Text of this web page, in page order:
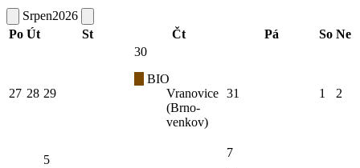
Srpen2026
Po Út St Čt Pá So Ne
27 28 29
30
BIO
Vranovice
(Brno-
venkov)
31 1 2
5
7